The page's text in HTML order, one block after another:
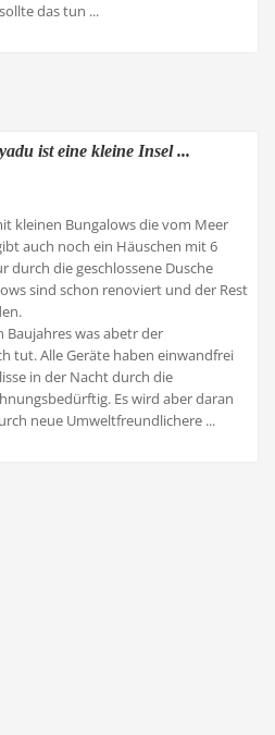
das tun ...
ist eine kleine Insel ...
kleinen Bungalows die vom Meer
auch noch ein Häuschen mit 6
durch die geschlossene Dusche
sind schon renoviert und der Rest
Baujahres was abetr der
tut. Alle Geräte haben einwandfrei
in der Nacht durch die
Es wird aber daran
neue Umweltfreundlichere ...